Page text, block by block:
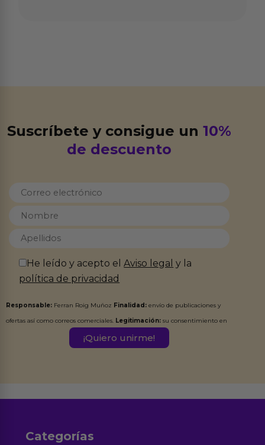
Suscríbete y consigue un10%
de descuento
He leído y acepto elAviso legal y la
política de privacidad
Responsable: Ferran Roig Muñoz Finalidad: envío de publicaciones y
ofertas así como correos comerciales. Legitimación: su consentimiento en
Destinatarios:Ferran Roig Muñoz. Podrás ejercer tus
Categorías